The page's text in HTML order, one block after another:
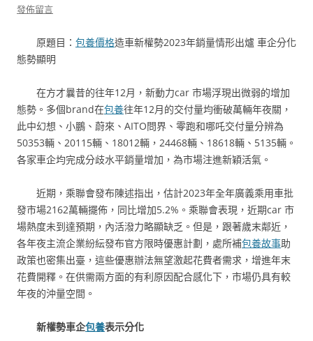
發佈留言
原題目： 包養價格造車新權勢2023年銷量情形出爐 車企分化
態勢顯明
在方才曩昔的往年12月，新動力car 市場浮現出微弱的增加
態勢。多個brand在包養往年12月的交付量均衝破萬輛年夜關，
此中幻想、小鵬、蔚來、AITO問界、零跑和哪吒交付量分辨為
50353輛、20115輛、18012輛，24468輛、18618輛、5135輛。
各家車企均完成分歧水平銷量增加，為市場注進新穎活氣。
近期，乘聯會發布陳述指出，估計2023年全年廣義乘用車批
發市場2162萬輛擺佈，同比增加5.2%。乘聯會表現，近期car 市
場熱度未到達預期，內活潑力略顯缺乏。但是，跟著歲末鄰近，
各年夜主流企業紛紜發布官方限時優惠計劃，處所補包養故事助
政策也密集出臺，這些優惠辦法無望激起花費者需求，增進年末
花費開釋。在供需兩方面的有利原因配合感化下，市場仍具有較
年夜的沖量空間。
新權勢車企包養表示分化